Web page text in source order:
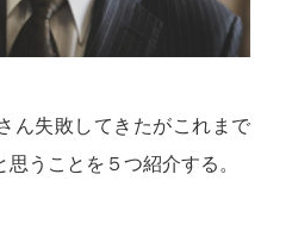
ん失敗してきたがこれまで
思うことを５つ紹介する。